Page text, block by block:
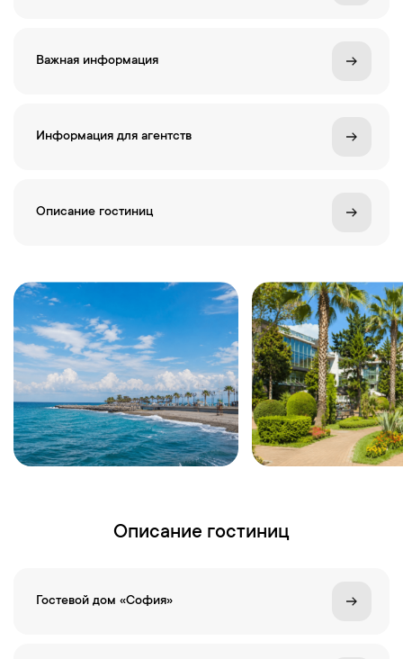
Важная информация
Информация для агентств
Описание гостиниц
Описание гостиниц
Гостевой дом «София»